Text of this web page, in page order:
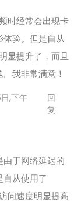
时经常会出现卡
验。但是自从
显提升了，而且
我非常满意！
,下午
回
复
于网络延迟的
从使用了
问速度明显提高